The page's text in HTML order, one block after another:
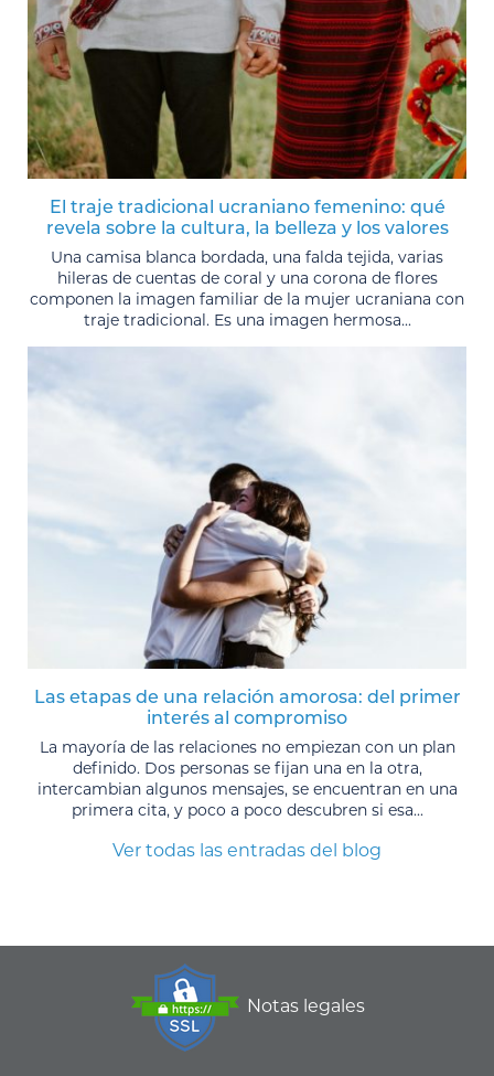
El traje tradicional ucraniano femenino: qué
revela sobre la cultura, la belleza y los valores
Una camisa blanca bordada, una falda tejida, varias
hileras de cuentas de coral y una corona de flores
componen la imagen familiar de la mujer ucraniana con
traje tradicional. Es una imagen hermosa...
Las etapas de una relación amorosa: del primer
interés al compromiso
La mayoría de las relaciones no empiezan con un plan
definido. Dos personas se fijan una en la otra,
intercambian algunos mensajes, se encuentran en una
primera cita, y poco a poco descubren si esa...
Ver todas las entradas del blog
Notas legales